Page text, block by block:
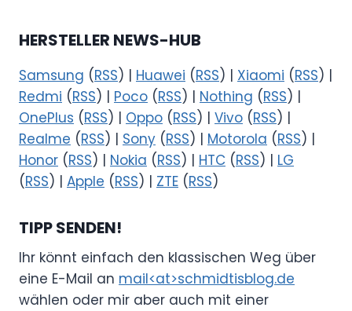
HERSTELLER NEWS-HUB
Samsung (RSS) | Huawei (RSS) | Xiaomi (RSS) |
Redmi (RSS) | Poco (RSS) | Nothing (RSS) |
OnePlus (RSS) | Oppo (RSS) | Vivo (RSS) |
Realme (RSS) | Sony (RSS) | Motorola (RSS) |
Honor (RSS) | Nokia (RSS) | HTC (RSS) | LG
(RSS) | Apple (RSS) | ZTE (RSS)
TIPP SENDEN!
Ihr könnt einfach den klassischen Weg über
eine E-Mail an mail<at>schmidtisblog.de
wählen oder mir aber auch mit einer